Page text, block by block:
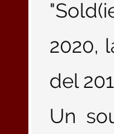
2020,
del
Un